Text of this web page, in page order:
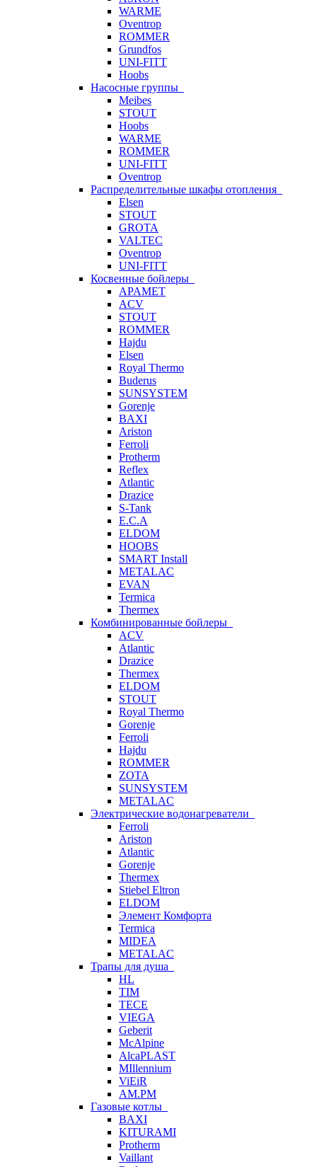
WARME
Oventrop
ROMMER
Grundfos
UNI-FITT
Hoobs
Насосные группы
Meibes
STOUT
Hoobs
WARME
ROMMER
UNI-FITT
Oventrop
Распределительные шкафы отопления
Elsen
STOUT
GROTA
VALTEC
Oventrop
UNI-FITT
Косвенные бойлеры
APAMET
ACV
STOUT
ROMMER
Hajdu
Elsen
Royal Thermo
Buderus
SUNSYSTEM
Gorenje
BAXI
Ariston
Ferroli
Protherm
Reflex
Atlantic
Drazice
S-Tank
E.C.A
ELDOM
HOOBS
SMART Install
METALAC
EVAN
Termica
Thermex
Комбинированные бойлеры
ACV
Atlantic
Drazice
Thermex
ELDOM
STOUT
Royal Thermo
Gorenje
Ferroli
Hajdu
ROMMER
ZOTA
SUNSYSTEM
METALAC
Электрические водонагреватели
Ferroli
Ariston
Atlantic
Gorenje
Thermex
Stiebel Eltron
ELDOM
Элемент Комфорта
Termica
MIDEA
METALAC
Трапы для душа
HL
TIM
TECE
VIEGA
Geberit
McAlpine
AlcaPLAST
MIllennium
ViEiR
AM.PM
Газовые котлы
BAXI
KITURAMI
Protherm
Vaillant